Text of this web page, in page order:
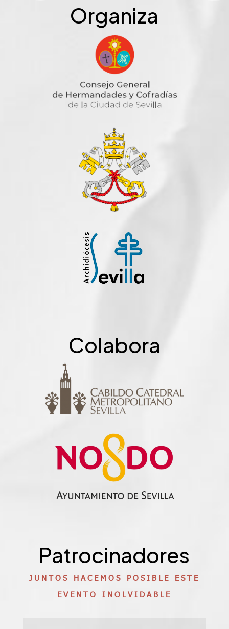
Organiza
Colabora
Patrocinadores
JUNTOS HACEMOS POSIBLE ESTE
EVENTO INOLVIDABLE